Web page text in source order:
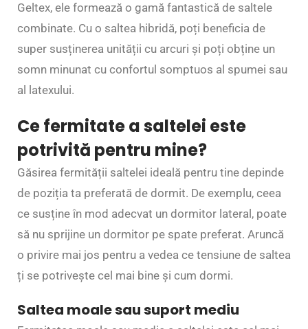
Geltex, ele formează o gamă fantastică de saltele
combinate. Cu o saltea hibridă, poți beneficia de
super susținerea unității cu arcuri și poți obține un
somn minunat cu confortul somptuos al spumei sau
al latexului.
Ce fermitate a saltelei este
potrivită pentru mine?
Găsirea fermității saltelei ideală pentru tine depinde
de poziția ta preferată de dormit. De exemplu, ceea
ce susține în mod adecvat un dormitor lateral, poate
să nu sprijine un dormitor pe spate preferat. Aruncă
o privire mai jos pentru a vedea ce tensiune de saltea
ți se potrivește cel mai bine și cum dormi.
Saltea moale sau suport mediu